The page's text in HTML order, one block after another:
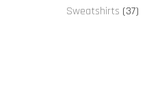
proizvoda
Sweatshirts 3737